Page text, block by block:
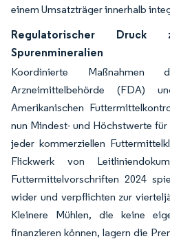
einem Umsatzträger innerhalb
Regulatorischer
Spurenmineralien
Koordinierte Maßnahmen
Arzneimittelbehörde (FDA)
Amerikanischen
nun Mindest- und Höchstwerte
jeder kommerziellen
Flickwerk von
Futtermittelvorschriften 2024
wider und verpflichten zur
Kleinere Mühlen, die keine
finanzieren können, lagern die